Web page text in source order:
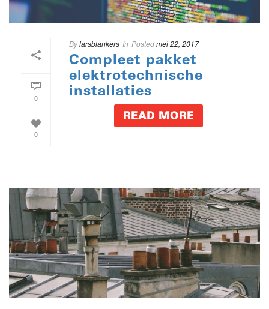
0
0
Bylarsblankers In Postedmei 22, 2017
Compleet pakket
elektrotechnische
installaties
READ MORE